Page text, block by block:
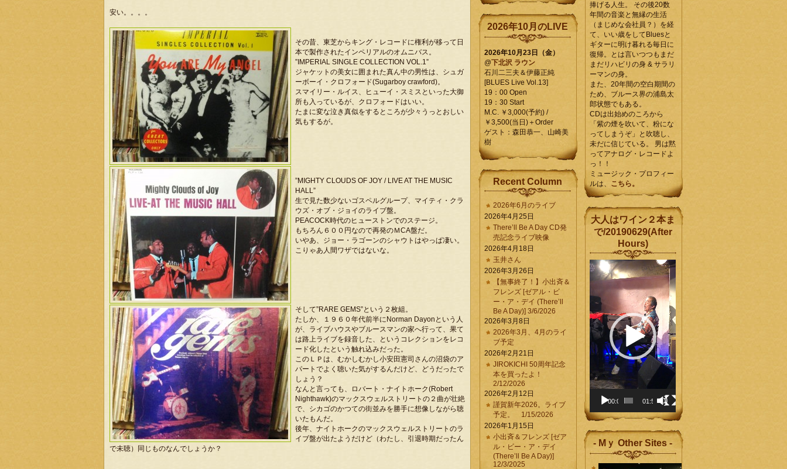
安い。。。。
その昔、東芝からキング・レコードに権利が移って日
本で製作されたインペリアルのオムニバス。
”IMPERIAL SINGLE COLLECTION VOL.1”
ジャケットの美女に囲まれた真ん中の男性は、シュガ
ーボーイ・クロフォード(Sugarboy crawford)。
スマイリー・ルイス、ヒューイ・スミスといった大御
所も入っているが、クロフォードはいい。
たまに変な泣き真似をするところが少々うっとおしい
気もするが。
”MIGHTY CLOUDS OF JOY / LIVE AT THE MUSIC
HALL”
生で見た数少ないゴスペルグループ、マイティ・クラ
ウズ・オブ・ジョイのライブ盤。
PEACOCK時代のヒューストンでのステージ。
もちろん６００円なので再発のＭCA盤だ。
いやあ、ジョー・ラゴーンのシャウトはやっぱ凄い。
こりゃあ人間ワザではないな。
そして”RARE GEMS”という２枚組。
たしか、１９６０年代前半にNorman Dayonという人
が、ライブハウスやブルースマンの家へ行って、果て
は路上ライブを録音した、というコレクションをレコ
ード化したという触れ込みだった。
このＬＰは、むかしむかし小安田憲司さんの沼袋のア
パートでよく聴いた気がするんだけど、どうだったで
しょう？
なんと言っても、ロバート・ナイトホーク(Robert
Nighthawk)のマックスウェルストリートの２曲が壮絶
で、シカゴのかつての街並みを勝手に想像しながら聴
いたもんだ。
後年、ナイトホークのマックスウェルストリートのラ
イブ盤が出たようだけど（わたし、引退時期だったん
で未聴）同じものなんでしょうか？
2026年10月のLIVE
2026年10月23日（金）
@下北沢 ラウン
石川二三夫＆伊藤正純
[BLUES Live Vol.13]
19：00 Open
19：30 Start
M.C. ￥3,000(予約) /
￥3,500(当日)＋Order
ゲスト：森田恭一、山崎美
樹
Recent Column
2026年6月のライブ
2026年4月25日
There’ll Be A Day CD発
売記念ライブ映像
2026年4月18日
玉井さん
2026年3月26日
【無事終了！】小出斉＆
フレンズ [ゼアル・ビ
ー・ア・デイ (There’ll
Be A Day)] 3/6/2026
2026年3月8日
2026年3月、4月のライ
ブ予定
2026年2月21日
JIROKICHI 50周年記念
本を買ったよ！
2/12/2026
2026年2月12日
謹賀新年2026。ライブ
予定。 1/15/2026
2026年1月15日
小出斉＆フレンズ [ゼア
ル・ビー・ア・デイ
(There’ll Be A Day)]
12/3/2025
捧げる人生。 その後20数
年間の音楽と無縁の生活
（まじめな会社員？）を経
て、いい歳をしてBluesと
ギターに明け暮れる毎日に
復帰。とは言いつつもまだ
まだリハビリの身 & サラリ
ーマンの身。
また、20年間の空白期間の
ため、ブルース界の浦島太
郎状態でもある。
CDは出始めのころから
「紫の煙を吹いて、粉にな
ってしまうぞ」と吹聴し、
未だに信じている。 男は黙
ってアナログ・レコードよ
っ！！
ミュージック・プロフィー
ルは、 こちら。
大人はワイン２本ま
で/20190629(After
Hours)
動
画
レ
ー
ヤ
ー
00:00 01:58
- Mｙ Other Sites -